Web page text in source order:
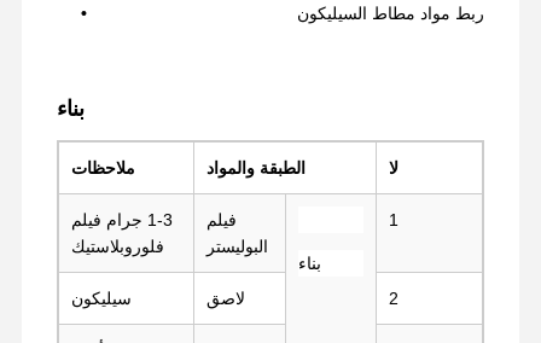
منزل المنتجات
عرض الواقع
الافتراضي
حول بنا
ربط مواد مطاط السيليكون
بناء
لا الطبقة والمواد ملاحظات
1
بناء
فيلم
البوليستر
1-3 جرام فيلم
فلوروبلاستيك
2 لاصق سيليكون